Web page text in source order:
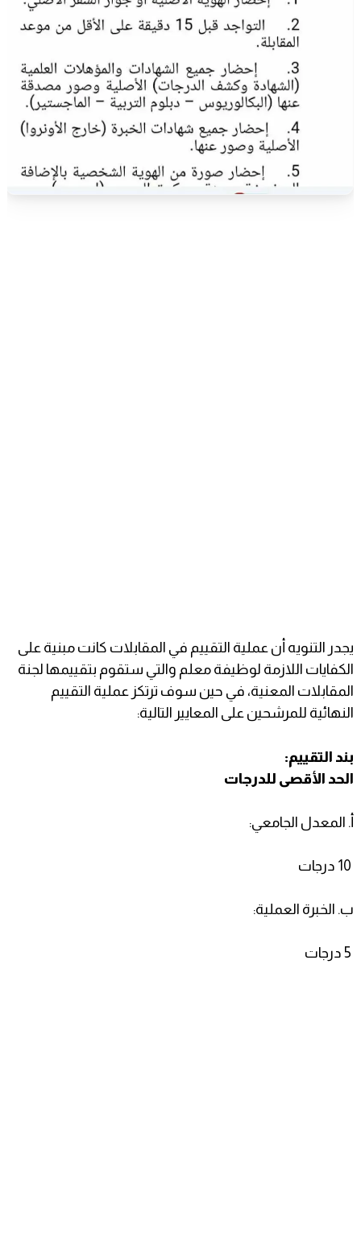
يجدر التنويه أن عملية التقييم في المقابلات كانت مبنية على
الكفايات اللازمة لوظيفة معلم والتي ستقوم بتقييمها لجنة
المقابلات المعنية، في حين سوف ترتكز عملية التقييم
النهائية للمرشحين على المعايير التالية:
بند التقييم:
الحد الأقصى للدرجات
أ. المعدل الجامعي:
ب. الخبرة العملية: